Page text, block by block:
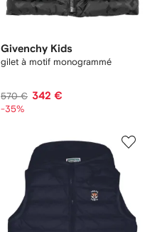
Givenchy Kids
gilet à motif monogrammé
570 € 342 €
-35%